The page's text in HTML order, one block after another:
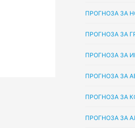
ПРОГНОЗА ЗА
ПРОГНОЗА ЗА
ПРОГНОЗА ЗА
ПРОГНОЗА ЗА
ПРОГНОЗА ЗА
ПРОГНОЗА ЗА